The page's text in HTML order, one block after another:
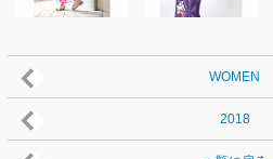
WOMEN
2018